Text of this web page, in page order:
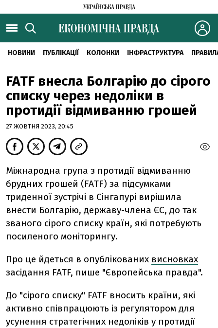
НОВИНИ ПУБЛІКАЦІЇ КОЛОНКИ ІНФРАСТРУКТУРА
FATF внесла Болгарію до сірого
списку через недоліки в
протидії відмиванню грошей
27 ЖОВТНЯ 2023, 20:45
Міжнародна група з протидії відмиванню
брудних грошей (FATF) за підсумками
триденної зустрічі в Сінгапурі вирішила
внести Болгарію, державу-члена ЄС, до так
званого сірого списку країн, які потребують
посиленого моніторингу.
Про це йдеться в опублікованих висновках
засідання FATF, пише "Європейська правда".
До "сірого списку" FATF вносить країни, які
активно співпрацюють із регулятором для
усунення стратегічних недоліків у протидії